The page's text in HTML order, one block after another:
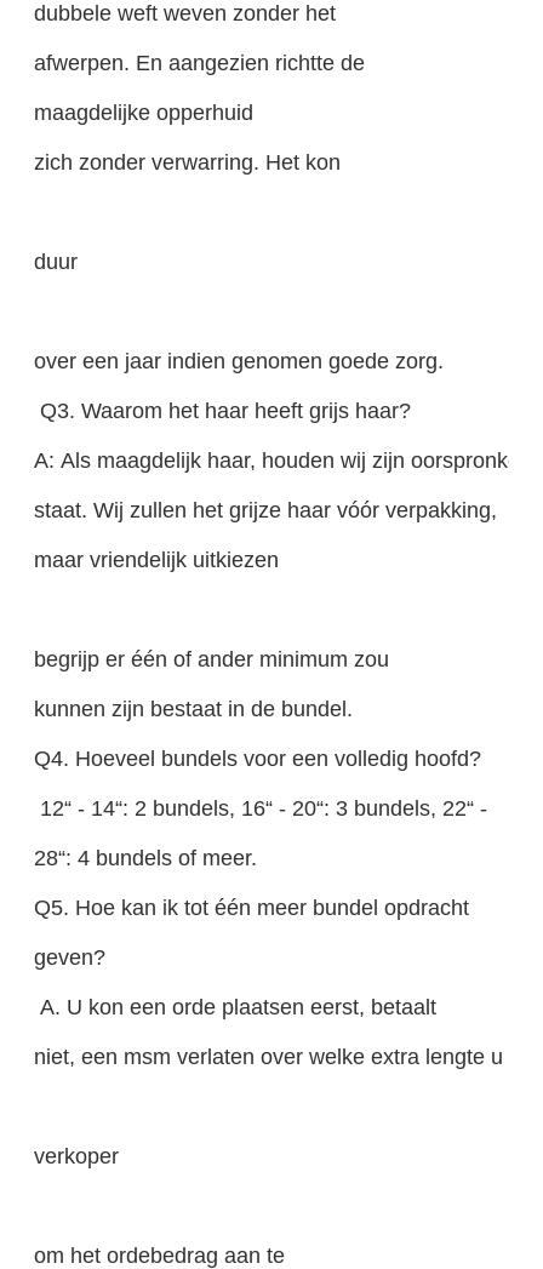
dubbele weft weven zonder het
afwerpen. En aangezien richtte de
maagdelijke opperhuid
zich zonder verwarring. Het kon
duur
over een jaar indien genomen goede zorg.
Q3. Waarom het haar heeft grijs haar?
A: Als maagdelijk haar, houden wij zijn
staat. Wij zullen het grijze haar vóór verpakking,
maar vriendelijk uitkiezen
begrijp er één of ander minimum zou
kunnen zijn bestaat in de bundel.
Q4. Hoeveel bundels voor een volledig hoofd?
12“ - 14“: 2 bundels, 16“ - 20“: 3 bundels, 22“ -
28“: 4 bundels of meer.
Q5. Hoe kan ik tot één meer bundel opdracht
geven?
A. U kon een orde plaatsen eerst, betaalt
niet, een msm verlaten over welke extra lengte u
verkoper
om het ordebedrag aan te